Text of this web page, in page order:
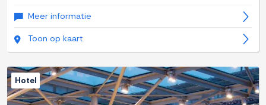
Meer informatie
Toon op kaart
Hotel